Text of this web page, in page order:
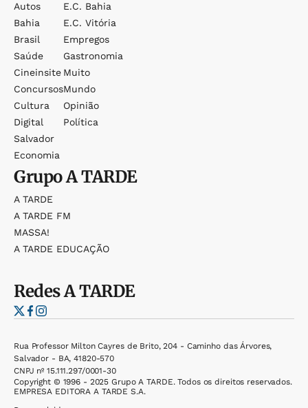
Autos
Bahia
Brasil
Saúde
Cineinsite
Concursos
Cultura
Digital
Salvador
Economia
E.c. Bahia
E.c. Vitória
Empregos
Gastronomia
Muito
Mundo
Opinião
Política
GrupoA TARDE
A TARDE
A TARDE FM
MASSA!
A TARDE EDUCAÇÃO
RedesA TARDE
Rua Professor Milton Cayres de Brito, 204 - Caminho das Árvores,
Salvador - BA, 41820-570
CNPJ nº 15.111.297/0001-30
Copyright © 1996 - 2025 Grupo A TARDE. Todos os direitos reservados.
EMPRESA EDITORA A TARDE S.A.